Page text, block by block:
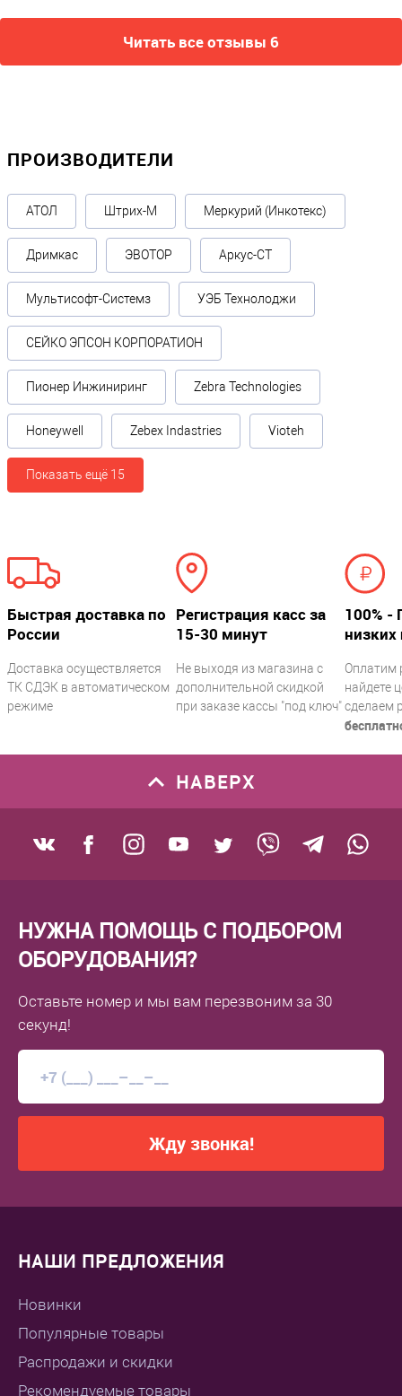
Читать все отзывы 6
ПРОИЗВОДИТЕЛИ
АТОЛ Штрих-М Меркурий (Инкотекс)
Дримкас ЭВОТОР Аркус-СТ
Мультисофт-Системз УЭБ Технолоджи
СЕЙКО ЭПСОН КОРПОРАТИОН
Пионер Инжиниринг Zebra Technologies
Honeywell Zebex Indastries Vioteh
Показать ещё 15
Быстрая доставка по
России
Доставка осуществляется
ТК СДЭК в автоматическом
режиме
Регистрация касс за
15-30 минут
Не выходя из магазина с
дополнительной скидкой
при заказе кассы "под ключ"
100% -
низких
Оплатим
найдете
сделаем
НАВЕРХ
НУЖНА ПОМОЩЬ С ПОДБОРОМ
ОБОРУДОВАНИЯ?
Оставьте номер и мы вам перезвоним за 30
секунд!
Жду звонка!
НАШИ ПРЕДЛОЖЕНИЯ
Новинки
Популярные товары
Распродажи и скидки
Рекомендуемые товары